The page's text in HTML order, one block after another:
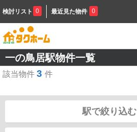
検討リスト 0 最近見た物件 0
一の鳥居駅物件一覧
該当物件 3 件
駅で絞り込む